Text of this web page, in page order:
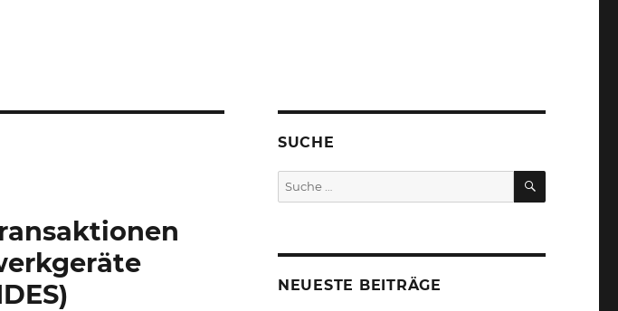
SUCHE
Suche
nach:
SUCHEN
NEUESTE BEITRÄGE